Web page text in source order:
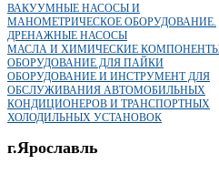
ВАКУУМНЫЕ НАСОСЫ И
МАНОМЕТРИЧЕСКОЕ ОБОРУДОВАНИЕ.
ДРЕНАЖНЫЕ НАСОСЫ
МАСЛА И ХИМИЧЕСКИЕ
ОБОРУДОВАНИЕ ДЛЯ ПАЙКИ
ОБОРУДОВАНИЕ И ИНСТРУМЕНТ ДЛЯ
ОБСЛУЖИВАНИЯ АВТОМОБИЛЬНЫХ
КОНДИЦИОНЕРОВ И ТРАНСПОРТНЫХ
ХОЛОДИЛЬНЫХ УСТАНОВОК
г.Ярославль